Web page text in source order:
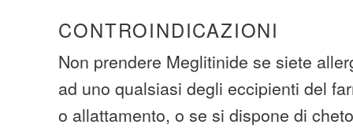
CONTROINDICAZIONI
Non prendere Meglitinide se siete
ad uno qualsiasi degli eccipienti del
o allattamento, o se si dispone di